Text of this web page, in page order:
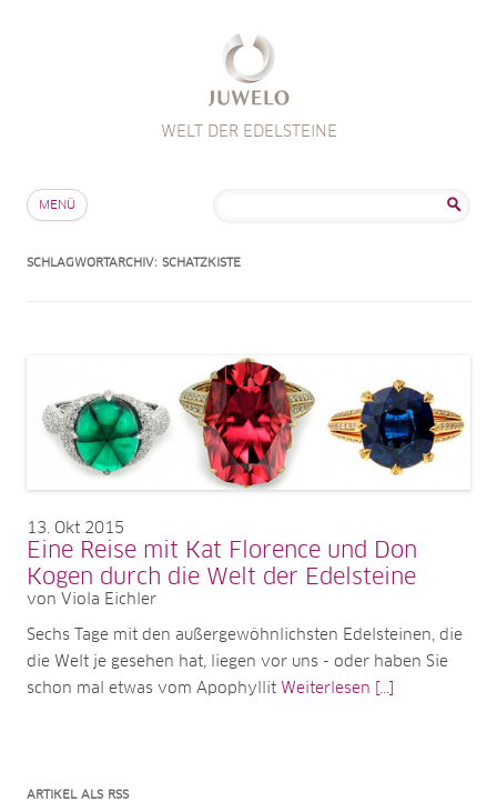
WELT DER EDELSTEINE
MENÜ
SCHLAGWORTARCHIV: SCHATZKISTE
13 Okt 2015
Eine Reise mit Kat Florence und Don
Kogen durch die Welt der Edelsteine
von Viola Eichler
Sechs Tage mit den außergewöhnlichsten Edelsteinen, die
die Welt je gesehen hat, liegen vor uns - oder haben Sie
schon mal etwas vom Apophyllit Weiterlesen [...]
ARTIKEL ALS RSS